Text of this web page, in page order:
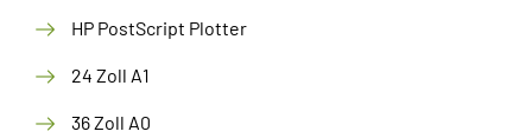
HP PostScript Plotter
24 Zoll A1
36 Zoll A0